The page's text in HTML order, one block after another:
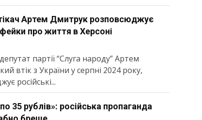
Артем Дмитрук розповсюджує
фейки про життя в Херсоні
партії “Слуга народу” Артем
втік з України у серпні 2024 року,
російські...
35 рублів»: російська пропаганда